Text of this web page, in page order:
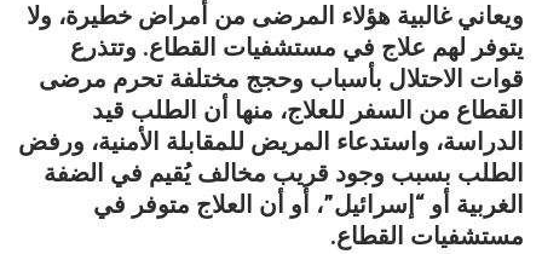
ويعاني غالبية هؤلاء المرضى من أمراض خطيرة، ولا
يتوفر لهم علاج في مستشفيات القطاع. وتتذرع
قوات الاحتلال بأسباب وحجج مختلفة تحرم مرضى
القطاع من السفر للعلاج، منها أن الطلب قيد
الدراسة، واستدعاء المريض للمقابلة الأمنية، ورفض
الطلب بسبب وجود قريب مخالف يُقيم في الضفة
الغربية أو “إسرائيل”، أو أن العلاج متوفر في
مستشفيات القطاع.